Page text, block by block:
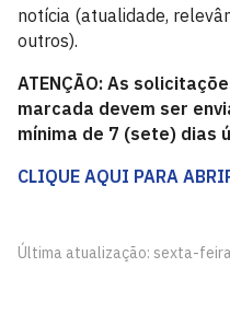
notícia (atualidade,
outros).
ATENÇÃO: As
marcada devem ser
mínima de 7 (sete) dias
CLIQUE AQUI PARA
Última atualização: sexta-